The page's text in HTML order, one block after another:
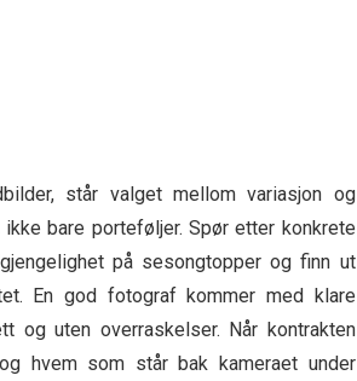
står valget mellom variasjon og
bare porteføljer. Spør etter konkrete
på sesongtopper og finn ut
En god fotograf kommer med klare
og uten overraskelser. Når kontrakten
hvem som står bak kameraet under